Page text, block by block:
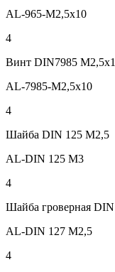
AL-965-M2,5х10
4
Винт DIN7985
AL-7985-M2,5x10
4
Шайба DIN 125 М2,5
AL-DIN 125 M3
4
Шайба гроверная
AL-DIN 127 M2,5
4